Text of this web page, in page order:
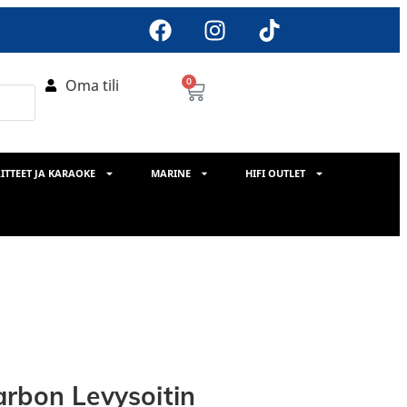
Oma tili 0
JA KARAOKE MARINE HIFI OUTLET
Levysoitin